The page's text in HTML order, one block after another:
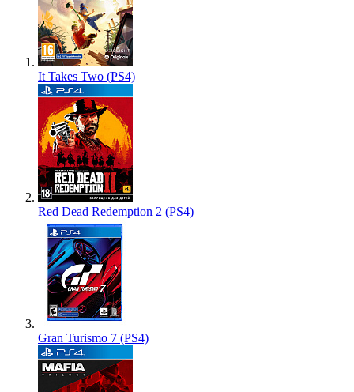
It Takes Two (PS4)
Red Dead Redemption 2 (PS4)
Gran Turismo 7 (PS4)